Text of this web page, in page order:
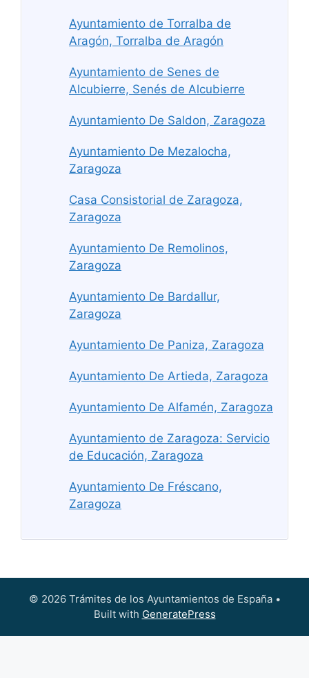
Ayuntamiento de Torralba de
Aragón, Torralba de Aragón
Ayuntamiento de Senes de
Alcubierre, Senés de Alcubierre
Ayuntamiento De Saldon, Zaragoza
Ayuntamiento De Mezalocha,
Zaragoza
Casa Consistorial de Zaragoza,
Zaragoza
Ayuntamiento De Remolinos,
Zaragoza
Ayuntamiento De Bardallur,
Zaragoza
Ayuntamiento De Paniza, Zaragoza
Ayuntamiento De Artieda, Zaragoza
Ayuntamiento De Alfamén, Zaragoza
Ayuntamiento de Zaragoza: Servicio
de Educación, Zaragoza
Ayuntamiento De Fréscano,
Zaragoza
© 2026 Trámites de los Ayuntamientos de España•
Built with GeneratePress